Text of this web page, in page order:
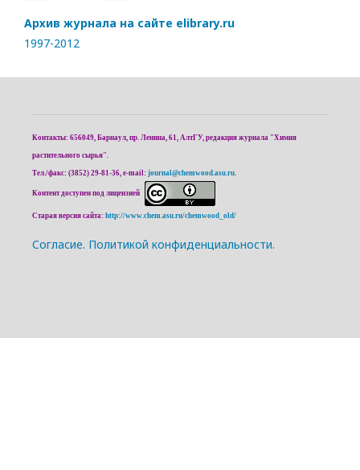
Архив журнала на сайте elibrary.ru
1997-2012
Контакты: 656049, Барнаул, пр. Ленина, 61, АлтГУ, редакция журнала "Химия
растительного сырья".
Тел./факс: (3852) 29-81-36, e-mail: journal@chemwood.asu.ru.
Контент доступен под лицензией
Старая версия сайта: http://www.chem.asu.ru/chemwood_old/
Cогласие. Политикой конфиденциальности.